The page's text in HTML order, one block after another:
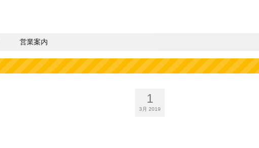
営業案内
1
3月 2019